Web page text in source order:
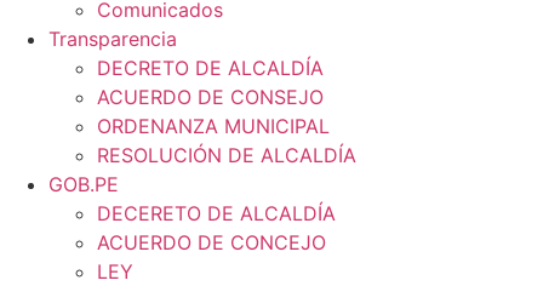
Comunicados
Transparencia
DECRETO DE ALCALDÍA
ACUERDO DE CONSEJO
ORDENANZA MUNICIPAL
RESOLUCIÓN DE ALCALDÍA
GOB.PE
DECERETO DE ALCALDÍA
ACUERDO DE CONCEJO
LEY